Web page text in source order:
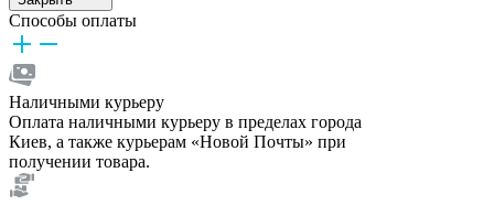
Способы оплаты
Наличными курьеру
Оплата наличными курьеру в пределах города
Киев, а также курьерам «Новой Почты» при
получении товара.